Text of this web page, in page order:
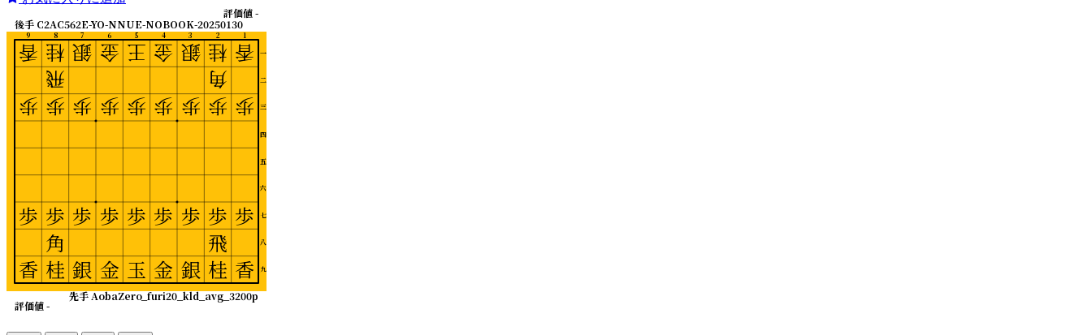
1
2
3
4
5
6
7
8
9
一
二
三
四
五
六
七
八
九
先手 AobaZero_furi20_kld_avg_3200p
後手 C2AC562E-YO-NNUE-NOBOOK-20250130
評価値 -
評価値 -
香
歩
歩
香
桂
角
歩
歩
飛
桂
銀
歩
歩
銀
金
歩
歩
金
王
歩
歩
玉
金
歩
歩
金
銀
歩
歩
銀
桂
飛
歩
歩
角
桂
香
歩
歩
香